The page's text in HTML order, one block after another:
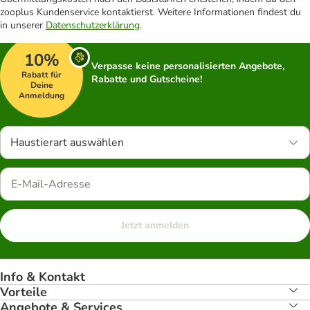
zooplus Kundenservice kontaktierst. Weitere Informationen findest du
in unserer Datenschutzerklärung.
10%
Rabatt für
Deine
Anmeldung
Verpasse keine personalisierten Angebote,
Rabatte und Gutscheine!
Haustierart auswählen
Jetzt anmelden
Info & Kontakt
Vorteile